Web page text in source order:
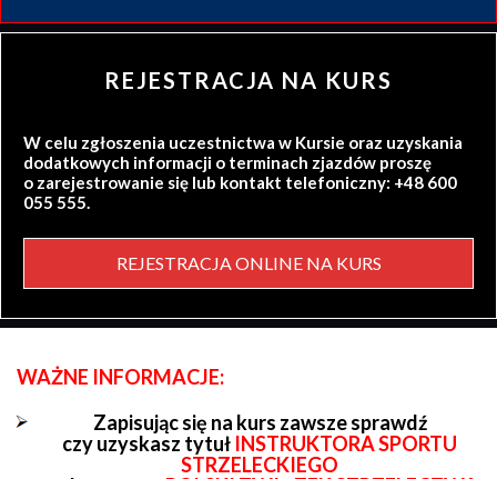
REJESTRACJA NA KURS
W celu zgłoszenia uczestnictwa w Kursie oraz uzyskania
dodatkowych informacji o terminach zjazdów proszę
o zarejestrowanie się lub kontakt telefoniczny: +48 600
055 555.
REJESTRACJA ONLINE NA KURS
WAŻNE INFORMACJE:
Zapisując się na kurs zawsze sprawdź
czy uzyskasz tytuł INSTRUKTORA SPORTU
STRZELECKIEGO